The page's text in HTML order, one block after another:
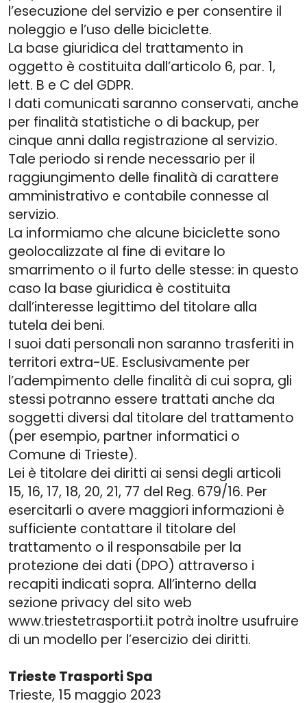
l’esecuzione del servizio e per consentire il
noleggio e l’uso delle biciclette.
La base giuridica del trattamento in
oggetto è costituita dall’articolo 6, par. 1,
lett. B e C del GDPR.
I dati comunicati saranno conservati, anche
per finalità statistiche o di backup, per
cinque anni dalla registrazione al servizio.
Tale periodo si rende necessario per il
raggiungimento delle finalità di carattere
amministrativo e contabile connesse al
servizio.
La informiamo che alcune biciclette sono
geolocalizzate al fine di evitare lo
smarrimento o il furto delle stesse: in questo
caso la base giuridica è costituita
dall’interesse legittimo del titolare alla
tutela dei beni.
I suoi dati personali non saranno trasferiti in
territori extra-UE. Esclusivamente per
l’adempimento delle finalità di cui sopra, gli
stessi potranno essere trattati anche da
soggetti diversi dal titolare del trattamento
(per esempio, partner informatici o
Comune di Trieste).
Lei è titolare dei diritti ai sensi degli articoli
15, 16, 17, 18, 20, 21, 77 del Reg. 679/16. Per
esercitarli o avere maggiori informazioni è
sufficiente contattare il titolare del
trattamento o il responsabile per la
protezione dei dati (DPO) attraverso i
recapiti indicati sopra. All’interno della
sezione privacy del sito web
www.triestetrasporti.it potrà inoltre usufruire
di un modello per l’esercizio dei diritti.
Trieste Trasporti Spa
Trieste, 15 maggio 2023